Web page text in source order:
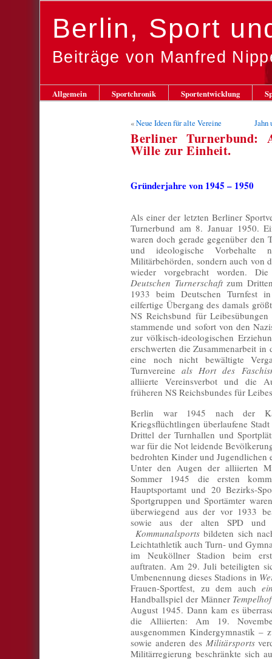
Berlin, Sport
Beiträge von Manfred
Allgemein Sportchronik Sportentwicklung
«Neue Ideen für alte Vereine Jahn
Berliner Turnerbund:
Wille zur Einheit.
Gründerjahre von 1945 – 1950
Als einer der letzten Berliner
Turnerbund am 8. Januar 1950.
waren doch gerade gegenüber den
und ideologische
Militärbehörden, sondern auch von
wieder vorgebracht worden.
Deutschen Turnerschaft zum
1933 beim Deutschen Turnfest
eilfertige Übergang des damals
NS Reichsbund für
stammende und sofort von den
zur völkisch-ideologischen
erschwerten die Zusammenarbeit
eine noch nicht bewältigte
Turnvereineals Hort des
alliierte Vereinsverbot und die
früheren NS Reichsbundes für
Berlin war 1945 nach der
Kriegsflüchtlingen überlaufene
Drittel der Turnhallen und
war für die Not leidende
bedrohten Kinder und
Unter den Augen der alliierten
Sommer 1945 die ersten
Hauptsportamt und 20 Bezirks-
Sportgruppen und Sportämter
überwiegend aus der vor 1933
sowie aus der alten SPD und
Kommunalsportsbildeten sich
Leichtathletik auch Turn- und
im Neuköllner Stadion beim
auftraten. Am 29. Juli beteiligten
Umbenennung dieses Stadions in
Frauen-Sportfest, zu dem auch
Handballspiel der Männer
August 1945. Dann kam es
die Alliierten: Am 19.
ausgenommen Kindergymnastik –
sowie anderen des Militärsports
Militärregierung beschränkte sich